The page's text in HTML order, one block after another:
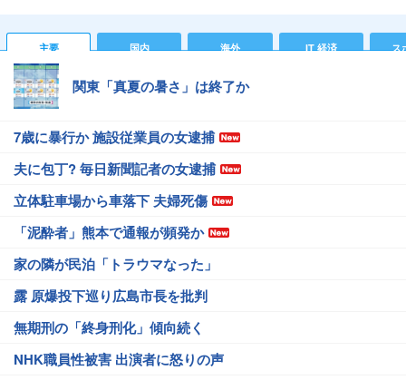
主要 国内 海外 IT 経済 ス
関東「真夏の暑さ」は終了か
7歳に暴行か 施設従業員の女逮捕
夫に包丁? 毎日新聞記者の女逮捕
立体駐車場から車落下 夫婦死傷
「泥酔者」熊本で通報が頻発か
家の隣が民泊「トラウマなった」
露 原爆投下巡り広島市長を批判
無期刑の「終身刑化」傾向続く
NHK職員性被害 出演者に怒りの声